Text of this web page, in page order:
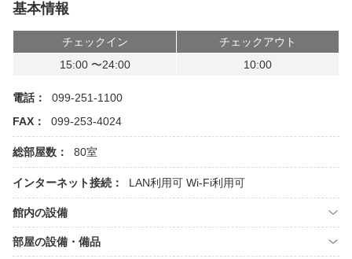
基本情報
チェックイン
チェックアウト
15:00 〜24:00
10:00
電話：
099-251-1100
FAX：
099-253-4024
総部屋数： 80室
インターネット接続： LAN利用可 Wi-Fi利用可
館内の設備
部屋の設備・備品